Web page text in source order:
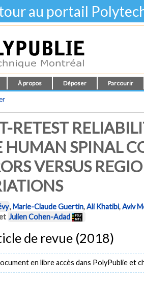
au portail
À propos Déposer Parcourir
RETEST
HUMAN SPINAL
VERSUS
,Marie-Claude Guertin,Ali Khatibi,Aviv
Julien Cohen-Adad
de revue (2018)
en libre accès dans PolyPublie et